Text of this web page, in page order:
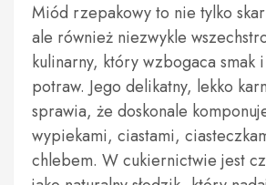
Miód rzepakowy to nie tylko
ale również niezwykle
kulinarny, który wzbogaca smak
potraw. Jego delikatny, lekko
sprawia, że doskonale
wypiekami, ciastami,
chlebem. W cukiernictwie jest